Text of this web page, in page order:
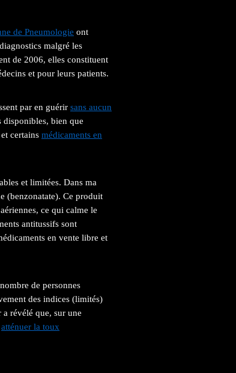
de Pneumologie ont
malgré les
de 2006, elles constituent
et pour leurs patients.
par en guérir sans aucun
disponibles, bien que
et certains médicaments en
et limitées. Dans ma
(benzonatate). Ce produit
ce qui calme le
antitussifs sont
en vente libre et
de personnes
des indices (limités)
révélé que, sur une
atténuer la toux